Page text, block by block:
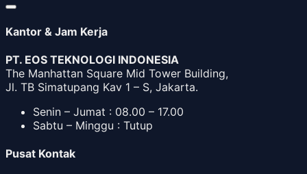
Kantor & Jam Kerja
PT. EOS TEKNOLOGI INDONESIA
The Manhattan Square Mid Tower Building,
Jl. TB Simatupang Kav 1 – S, Jakarta.
Senin – Jumat : 08.00 – 17.00
Sabtu – Minggu : Tutup
Pusat Kontak